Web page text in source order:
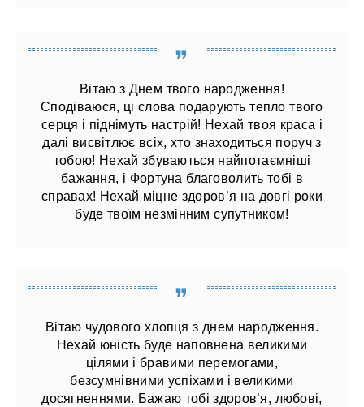
Вітаю з Днем твого народження!
Сподіваюся, ці слова подарують тепло твого
серця і піднімуть настрій! Нехай твоя краса і
далі висвітлює всіх, хто знаходиться поруч з
тобою! Нехай збуваються найпотаємніші
бажання, і Фортуна благоволить тобі в
справах! Нехай міцне здоров’я на довгі роки
буде твоїм незмінним супутником!
Вітаю чудового хлопця з днем ​​народження.
Нехай юність буде наповнена великими
цілями і бравими перемогами,
безсумнівними успіхами і великими
досягненнями. Бажаю тобі здоров’я, любові,